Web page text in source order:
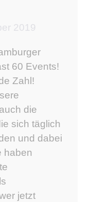
2019
60 Events!
Zahl!
die
sich täglich
und dabei
haben
jetzt